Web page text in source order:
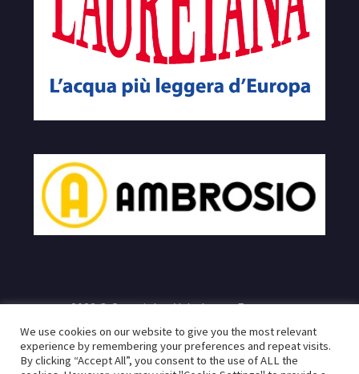
2023 © Copyrights Velodromo Francone
Sito realizzato da:Infogeneration.iteProgredit.it|Privacy
Policy
We use cookies on our website to give you the most relevant
experience by remembering your preferences and repeat visits.
By clicking “Accept All”, you consent to the use of ALL the